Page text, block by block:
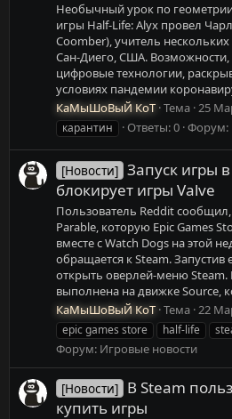
Необычный урок по
игры Half-Life: Alyx провел
Coomber), учитель
Сан-Диего, США.
цифровые технологии,
условиях пандемии
КаМыШоВыЙ КоТ Тема 25
карантин
Ответы: 0 Форум:
[Новости] Запуск игры
блокирует игры Valve
Пользователь Reddit сообщил,
Parable, которую Epic Games
вместе с Watch Dogs на этой
обращается к Steam. Запустив
открыть оверлей-меню Steam.
выполнена на движке Source,
КаМыШоВыЙ КоТ Тема 22
epic games store
half-life
Форум: Игровые новости
[Новости] В Steam
купить игры